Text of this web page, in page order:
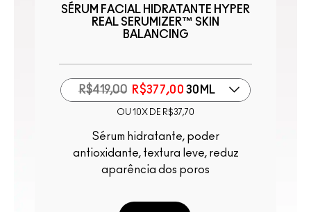
SÉRUM FACIAL HIDRATANTE HYPER
REAL SERUMIZER™ SKIN
BALANCING
R$419,00 R$377,00 30ML
OU 10X DE R$37,70
Sérum hidratante, poder
antioxidante, textura leve, reduz
aparência dos poros